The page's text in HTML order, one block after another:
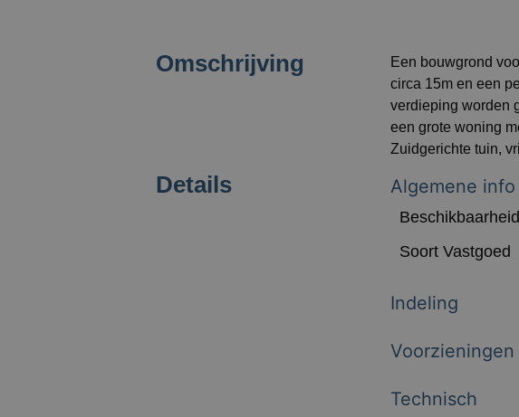
Omschrijving
Een bouwgrond
circa 15m en een
verdieping worden
een grote woning
Zuidgerichte tuin,
Details Algemene info
Beschikbaarheid
Soort Vastgoed
Indeling
Voorzieningen
Technisch